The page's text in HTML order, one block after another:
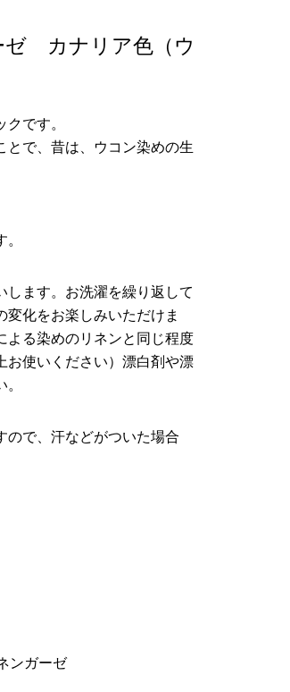
ゼ カナリア色（ウ
です。
とで、昔は、ウコン染めの生
します。お洗濯を繰り返して
化をお楽しみいただけま
よる染めのリネンと同じ程度
お使いください）漂白剤や漂
ので、汗などがついた場合
ンガーゼ